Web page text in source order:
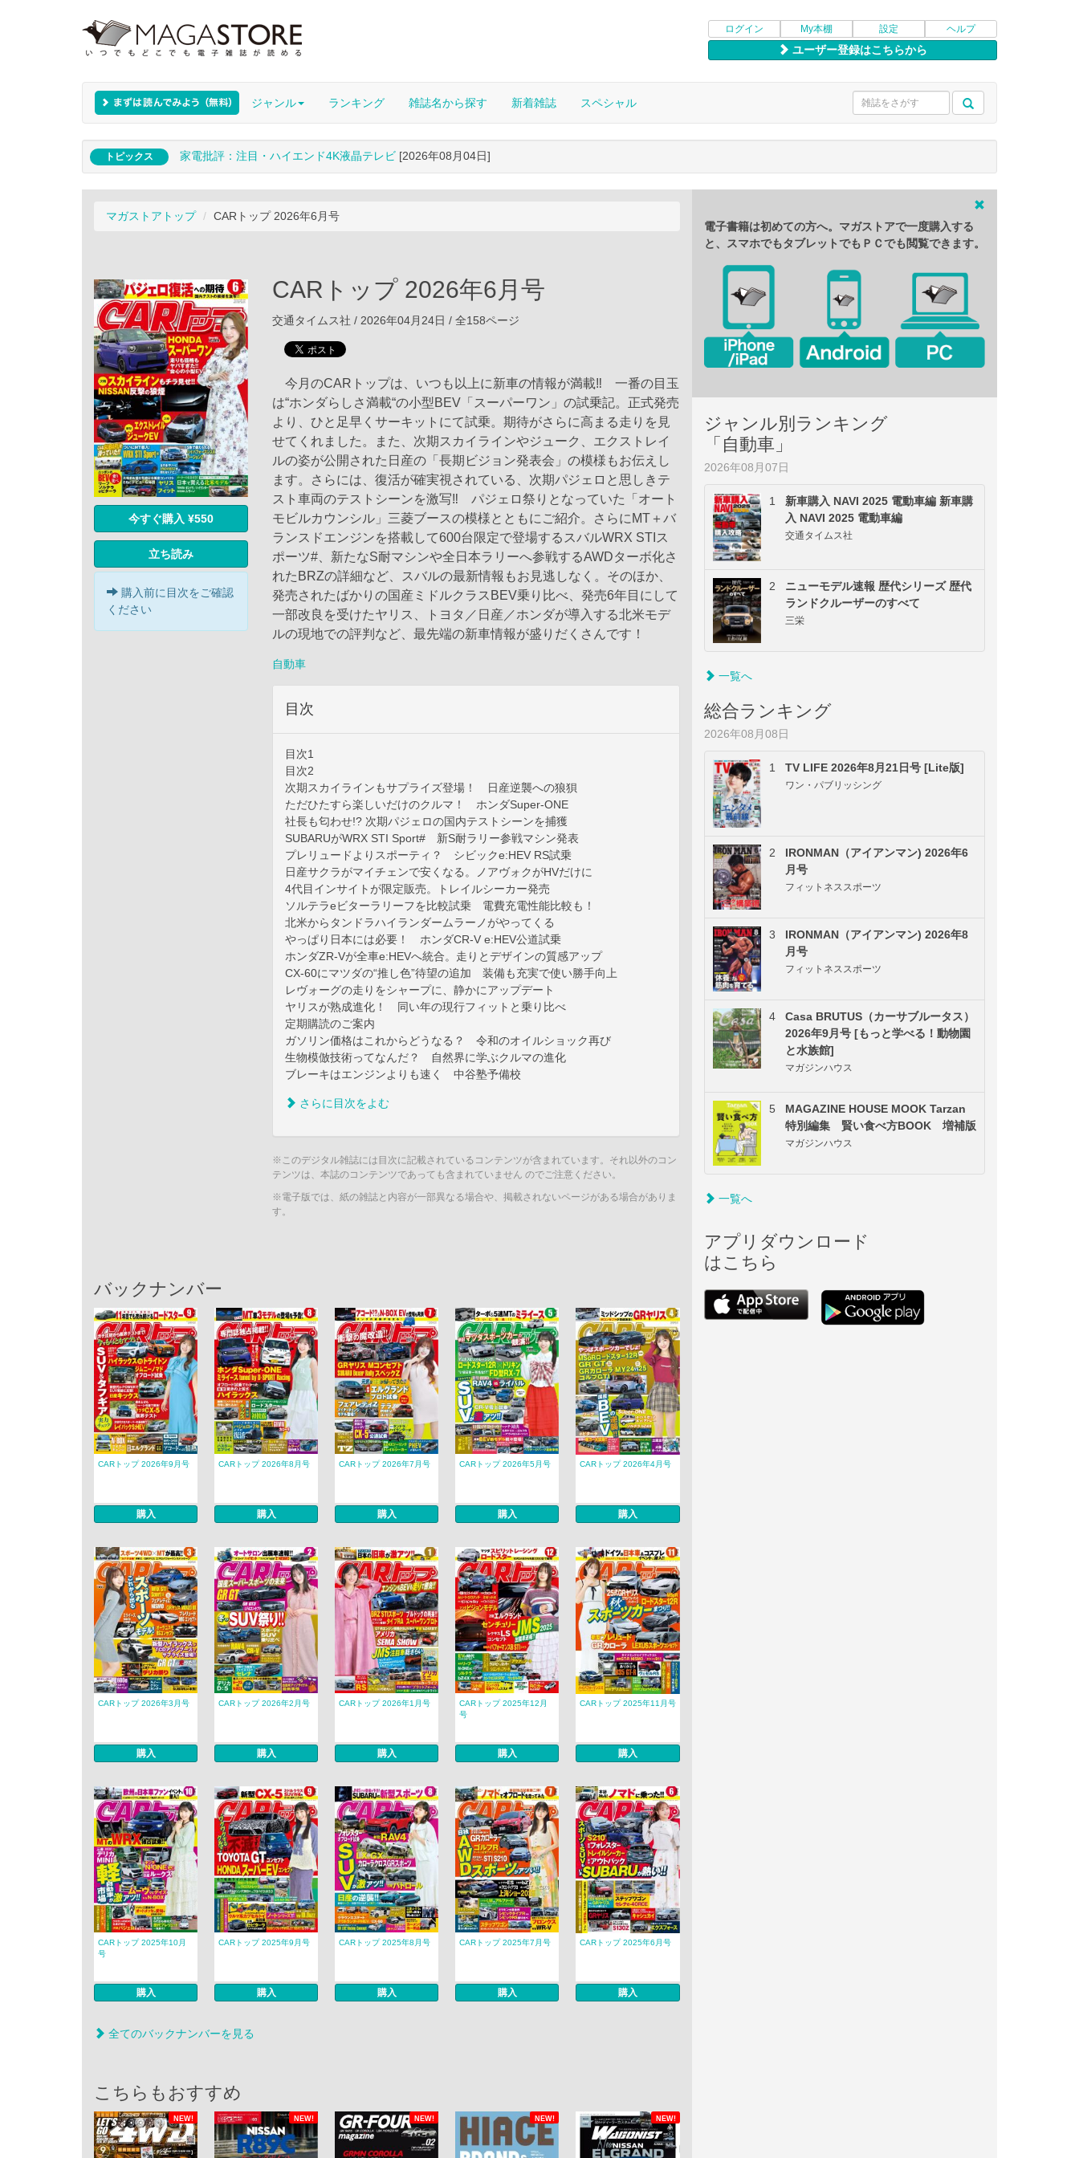
ログイン My本棚 設定 ヘルプ
ユーザー登録はこちらから
ジャンル ランキング 雑誌名から探す 新着雑誌 スペシャル
トピックス 家電批評：注目・ハイエンド4K液晶テレビ [2026年08月04日]
マガストアトップ CARトップ 2026年6月号
今すぐ購入 ¥550
立ち読み
購入前に目次をご確認
ください
CARトップ 2026年6月号
交通タイムス社 / 2026年04月24日 / 全158ページ
今月のCARトップは、いつも以上に新車の情報が満載‼︎ 一番の目玉
は“ホンダらしさ満載“の小型BEV「スーパーワン」の試乗記。正式発売
より、ひと足早くサーキットにて試乗。期待がさらに高まる走りを見
せてくれました。また、次期スカイラインやジューク、エクストレイ
ルの姿が公開された日産の「長期ビジョン発表会」の模様もお伝えし
ます。さらには、復活が確実視されている、次期パジェロと思しきテ
スト車両のテストシーンを激写‼︎ パジェロ祭りとなっていた「オート
モビルカウンシル」三菱ブースの模様とともにご紹介。さらにMT＋バ
ランスドエンジンを搭載して600台限定で登場するスバルWRX STIス
ポーツ#、新たなS耐マシンや全日本ラリーへ参戦するAWDターボ化さ
れたBRZの詳細など、スバルの最新情報もお見逃しなく。そのほか、
発売されたばかりの国産ミドルクラスBEV乗り比べ、発売6年目にして
一部改良を受けたヤリス、トヨタ／日産／ホンダが導入する北米モデ
ルの現地での評判など、最先端の新車情報が盛りだくさんです！
自動車
目次
目次1
目次2
次期スカイラインもサプライズ登場！ 日産逆襲への狼狽
ただひたすら楽しいだけのクルマ！ ホンダSuper-ONE
社長も匂わせ!? 次期パジェロの国内テストシーンを捕獲
SUBARUがWRX STI Sport# 新S耐ラリー参戦マシン発表
プレリュードよりスポーティ？ シビックe:HEV RS試乗
日産サクラがマイチェンで安くなる。ノアヴォクがHVだけに
4代目インサイトが限定販売。トレイルシーカー発売
ソルテラeビターラリーフを比較試乗 電費充電性能比較も！
北米からタンドラハイランダームラーノがやってくる
やっぱり日本には必要！ ホンダCR-V e:HEV公道試乗
ホンダZR-Vが全車e:HEVへ統合。走りとデザインの質感アップ
CX-60にマツダの“推し色”待望の追加 装備も充実で使い勝手向上
レヴォーグの走りをシャープに、静かにアップデート
ヤリスが熟成進化！ 同い年の現行フィットと乗り比べ
定期購読のご案内
ガソリン価格はこれからどうなる？ 令和のオイルショック再び
生物模倣技術ってなんだ？ 自然界に学ぶクルマの進化
ブレーキはエンジンよりも速く 中谷塾予備校
さらに目次をよむ
※このデジタル雑誌には目次に記載されているコンテンツが含まれています。それ以外のコン
テンツは、本誌のコンテンツであっても含まれていません のでご注意ください。
※電子版では、紙の雑誌と内容が一部異なる場合や、掲載されないページがある場合がありま
す。
バックナンバー
CARトップ 2026年9月号
購入
CARトップ 2026年8月号
購入
CARトップ 2026年7月号
購入
CARトップ 2026年5月号
購入
CARトップ 2026年4月号
購入
CARトップ 2026年3月号
購入
CARトップ 2026年2月号
購入
CARトップ 2026年1月号
購入
CARトップ 2025年12月
号
購入
CARトップ 2025年11月号
購入
CARトップ 2025年10月
号
購入
CARトップ 2025年9月号
購入
CARトップ 2025年8月号
購入
CARトップ 2025年7月号
購入
CARトップ 2025年6月号
購入
全てのバックナンバーを見る
こちらもおすすめ
NEW! NEW! NEW! NEW! NEW!
電子書籍は初めての方へ。マガストアで一度購入する
と、スマホでもタブレットでもＰＣでも閲覧できます。
ジャンル別ランキング
「自動車」
2026年08月07日
1
新車購入 NAVI 2025 電動車編 新車購
入 NAVI 2025 電動車編
交通タイムス社
2
ニューモデル速報 歴代シリーズ 歴代
ランドクルーザーのすべて
三栄
一覧へ
総合ランキング
2026年08月08日
1 TV LIFE 2026年8月21日号 [Lite版]
ワン・パブリッシング
2
IRONMAN（アイアンマン) 2026年6
月号
フィットネススポーツ
3
IRONMAN（アイアンマン) 2026年8
月号
フィットネススポーツ
4
Casa BRUTUS（カーサブルータス）
2026年9月号 [もっと学べる！動物園
と水族館]
マガジンハウス
5
MAGAZINE HOUSE MOOK Tarzan
特別編集 賢い食べ方BOOK 増補版
マガジンハウス
一覧へ
アプリダウンロード
はこちら